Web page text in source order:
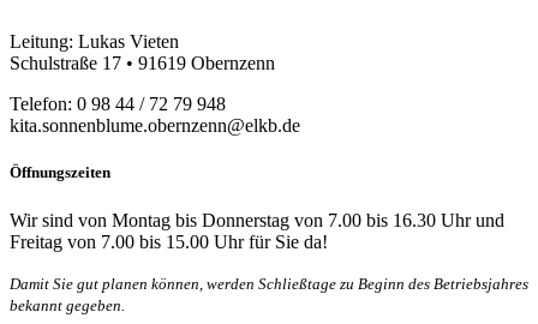
Leitung: Lukas Vieten
Schulstraße 17 • 91619 Obernzenn
Telefon: 0 98 44 / 72 79 948
kita.sonnenblume.obernzenn@elkb.de
Öffnungszeiten
Wir sind von Montag bis Donnerstag von 7.00 bis 16.30 Uhr und
Freitag von 7.00 bis 15.00 Uhr für Sie da!
Damit Sie gut planen können, werden Schließtage zu Beginn des Betriebsjahres
bekannt gegeben.